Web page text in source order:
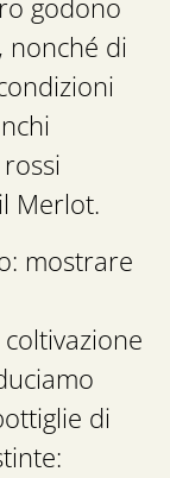
nonché di
Merlot.
mostrare
di